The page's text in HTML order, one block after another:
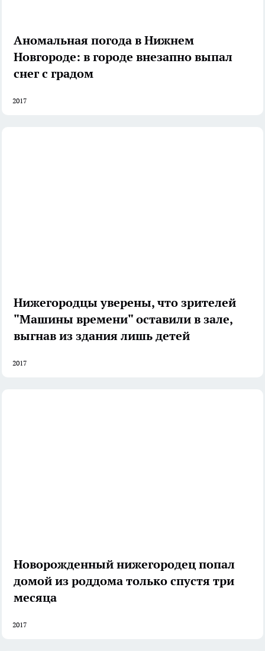
Аномальная погода в Нижнем
Новгороде: в городе внезапно выпал
снег с градом
2017
Нижегородцы уверены, что зрителей
"Машины времени" оставили в зале,
выгнав из здания лишь детей
2017
Новорожденный нижегородец попал
домой из роддома только спустя три
месяца
2017